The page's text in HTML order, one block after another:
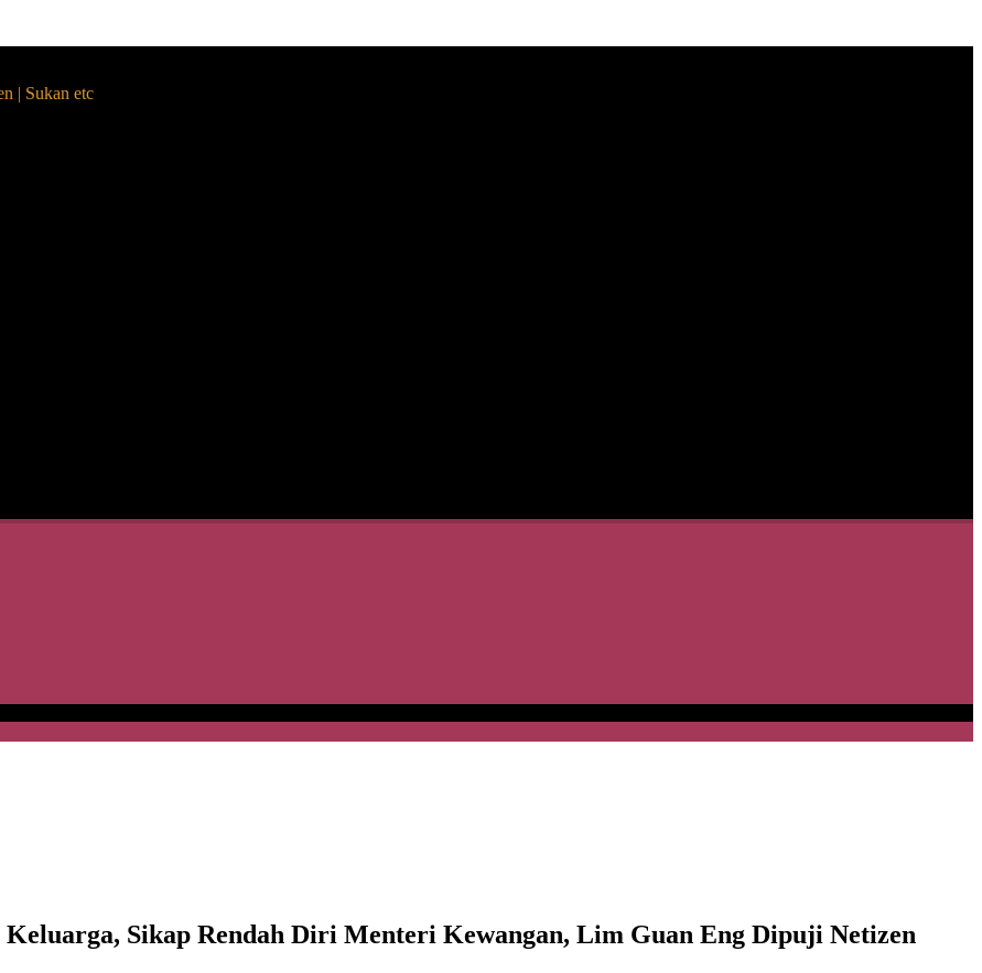
| Sukan etc
Sikap Rendah Diri Menteri Kewangan, Lim Guan Eng Dipuji Netizen